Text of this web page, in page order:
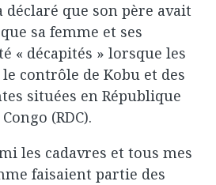
déclaré que son père avait
sa femme et ses
« décapités » lorsque les
contrôle de Kobu et des
situées en République
(RDC).
les cadavres et tous mes
faisaient partie des